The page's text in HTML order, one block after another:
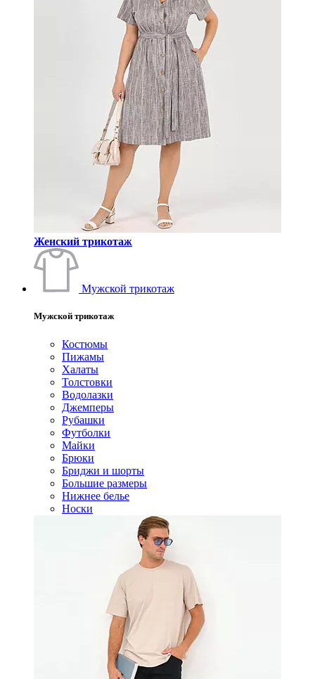
Женский трикотаж
Мужской трикотаж
Мужской трикотаж
Костюмы
Пижамы
Халаты
Толстовки
Водолазки
Джемперы
Рубашки
Футболки
Майки
Брюки
Бриджи и шорты
Большие размеры
Нижнее белье
Носки